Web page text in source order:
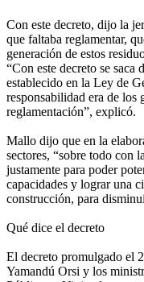
Con este decreto, dijo la
que faltaba reglamentar,
generación de estos
“Con este decreto se saca
establecido en la Ley de
responsabilidad era de los
reglamentación”, explicó.
Mallo dijo que en la
sectores, “sobre todo con
justamente para poder
capacidades y lograr una
construcción, para
Qué dice el decreto
El decreto promulgado el
Yamandú Orsi y los